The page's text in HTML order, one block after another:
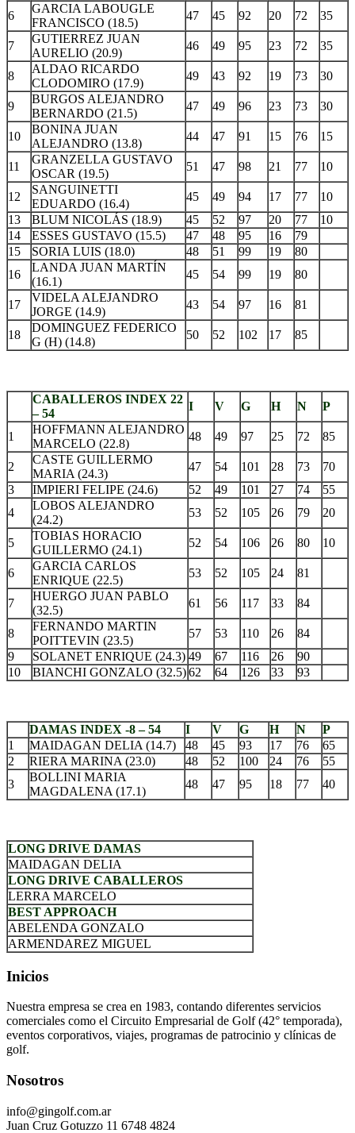
6
GARCIA LABOUGLE
FRANCISCO (18.5)
47 45 92 20 72 35
7
GUTIERREZ JUAN
AURELIO (20.9)
46 49 95 23 72 35
8
ALDAO RICARDO
CLODOMIRO (17.9)
49 43 92 19 73 30
9
BURGOS ALEJANDRO
BERNARDO (21.5)
47 49 96 23 73 30
10
BONINA JUAN
ALEJANDRO (13.8)
44 47 91 15 76 15
11
GRANZELLA GUSTAVO
OSCAR (19.5)
51 47 98 21 77 10
12
SANGUINETTI
EDUARDO (16.4)
45 49 94 17 77
10
13
BLUM NICOLÁS (18.9) 45 52 97 20 77
10
14
ESSES GUSTAVO (15.5) 47 48 95 16
79
15
SORIA LUIS (18.0) 48 51 99 19
80
16
LANDA JUAN MARTÍN
(16.1)
45 54 99 19 80
17
VIDELA ALEJANDRO
JORGE (14.9)
43 54 97 16 81
18
DOMINGUEZ FEDERICO
G (H) (14.8)
50 52 102 17 85
CABALLEROS INDEX 22
– 54
I V G H N P
1
HOFFMANN ALEJANDRO
MARCELO (22.8)
48 49 97 25 72 85
2
CASTE GUILLERMO
MARIA (24.3)
47 54 101 28 73
70
3
IMPIERI FELIPE (24.6) 52 49 101 27 74
55
4
LOBOS ALEJANDRO
(24.2)
53 52 105 26 79 20
5
TOBIAS HORACIO
GUILLERMO (24.1)
52 54 106 26 80 10
6
GARCIA CARLOS
ENRIQUE (22.5)
53 52 105 24 81
7
HUERGO JUAN PABLO
(32.5)
61 56 117 33 84
8
FERNANDO MARTIN
POITTEVIN (23.5)
57 53 110 26
84
9
SOLANET ENRIQUE (24.3) 49 67 116 26
90
10
BIANCHI GONZALO (32.5)62 64 126 33 93
DAMAS INDEX -8 – 54 I V G H N
P
1
MAIDAGAN DELIA (14.7) 48 45 93 17 76
65
2
RIERA MARINA (23.0) 48 52 100 24 76
55
3
BOLLINI MARIA
MAGDALENA (17.1)
48 47 95 18 77 40
LONG DRIVE DAMAS
MAIDAGAN DELIA
LONG DRIVE CABALLEROS
LERRA MARCELO
BEST APPROACH
ABELENDA GONZALO
ARMENDAREZ MIGUEL
Inicios
Nuestra empresa se crea en 1983, contando diferentes servicios
comerciales como el Circuito Empresarial de Golf (42° temporada),
eventos corporativos, viajes, programas de patrocinio y clínicas de
golf.
Nosotros
info@gingolf.com.ar
Juan Cruz Gotuzzo 11 6748 4824